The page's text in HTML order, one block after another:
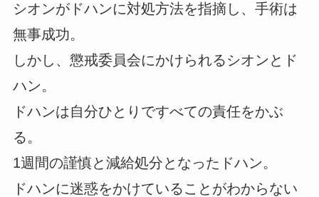
シオンがドハンに対処方法を指摘し、手術は
無事成功。
しかし、懲戒委員会にかけられるシオンとド
ハン。
ドハンは自分ひとりですべての責任をかぶ
る。
1週間の謹慎と減給処分となったドハン。
ドハンに迷惑をかけていることがわからない